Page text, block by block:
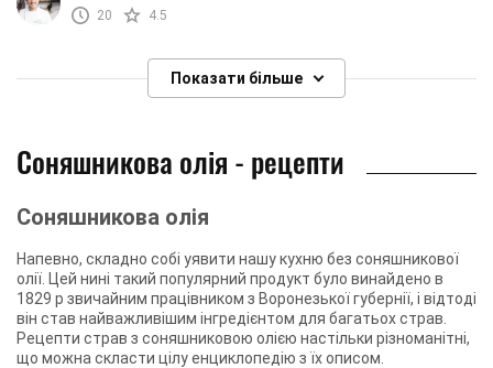
20
4.5
Показати більше
Соняшникова олія - рецепти
Соняшникова олія
Напевно, складно собі уявити нашу кухню без соняшникової
олії. Цей нині такий популярний продукт було винайдено в
1829 р звичайним працівником з Воронезької губернії, і відтоді
він став найважливішим інгредієнтом для багатьох страв.
Рецепти страв з соняшниковою олією настільки різноманітні,
що можна скласти цілу енциклопедію з їх описом.